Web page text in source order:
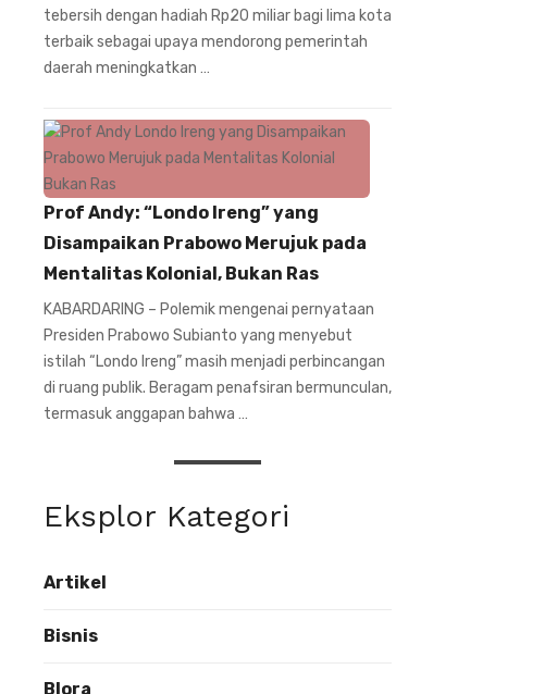
tebersih dengan hadiah Rp20 miliar bagi lima kota
terbaik sebagai upaya mendorong pemerintah
daerah meningkatkan …
Prof Andy: “Londo Ireng” yang
Disampaikan Prabowo Merujuk pada
Mentalitas Kolonial, Bukan Ras
KABARDARING – Polemik mengenai pernyataan
Presiden Prabowo Subianto yang menyebut
istilah “Londo Ireng” masih menjadi perbincangan
di ruang publik. Beragam penafsiran bermunculan,
termasuk anggapan bahwa …
Eksplor Kategori
Artikel
Bisnis
Blora